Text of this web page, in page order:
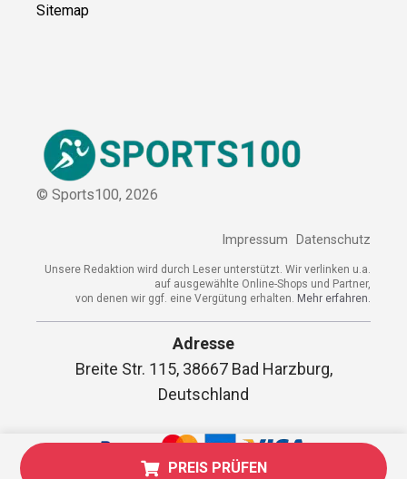
PREIS PRÜFEN
Sitemap
© Sports100, 2026
Impressum
Unsere Redaktion wird durch Leser unterstützt. Wir verlinken
u.a. auf ausgewählte Online-Shops und Partner,
von denen wir ggf. eine Vergütung erhalten.
Adresse
Breite Str. 115, 38667 Bad Harzburg,
Deutschland